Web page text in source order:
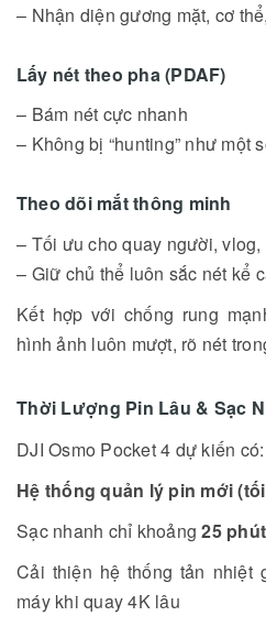
– Nhận diện gương mặt, cơ
Lấy nét theo pha (PDAF)
– Bám nét cực nhanh
– Không bị “hunting” như một
Theo dõi mắt thông minh
– Tối ưu cho quay người, vlog,
– Giữ chủ thể luôn sắc nét kể
Kết hợp với chống rung
hình ảnh luôn mượt, rõ nét
Thời Lượng Pin Lâu & Sạc
DJI Osmo Pocket 4 dự kiến có:
Hệ thống quản lý pin mới
Sạc nhanh chỉ khoảng25 phút
Cải thiện hệ thống tản nhiệt
máy khi quay 4K lâu